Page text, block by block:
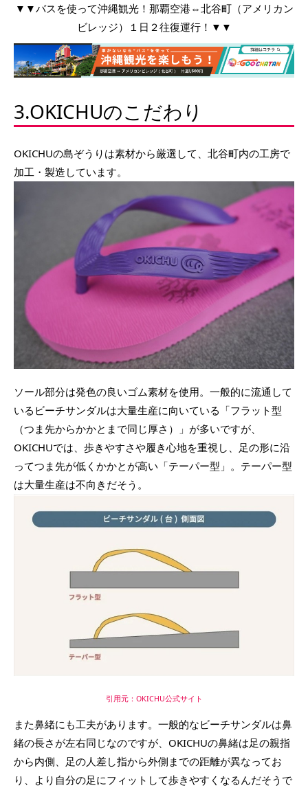
▼▼バスを使って沖縄観光！那覇空港⇔北谷町（アメリカン
ビレッジ）１日２往復運行！▼▼
3.OKICHUのこだわり
OKICHUの島ぞうりは素材から厳選して、北谷町内の工房で
加工・製造しています。
ソール部分は発色の良いゴム素材を使用。一般的に流通して
いるビーチサンダルは大量生産に向いている「フラット型
（つま先からかかとまで同じ厚さ）」が多いですが、
OKICHUでは、歩きやすさや履き心地を重視し、足の形に沿
ってつま先が低くかかとが高い「テーパー型」。テーパー型
は大量生産は不向きだそう。
引用元：OKICHU公式サイト
また鼻緒にも工夫があります。一般的なビーチサンダルは鼻
緒の長さが左右同じなのですが、OKICHUの鼻緒は足の親指
から内側、足の人差し指から外側までの距離が異なってお
り、より自分の足にフィットして歩きやすくなるんだそうで